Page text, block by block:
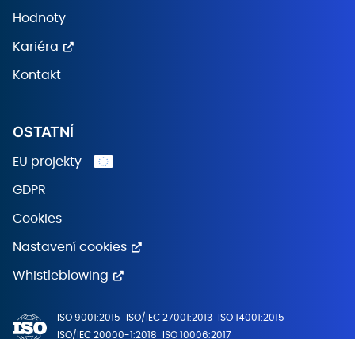
Hodnoty
Kariéra
Kontakt
OSTATNÍ
EU projekty
GDPR
Cookies
Nastavení cookies
Whistleblowing
ISO 9001:2015 ISO/IEC 27001:2013
ISO 14001:2015
ISO/IEC 20000-1:2018
ISO 10006:2017